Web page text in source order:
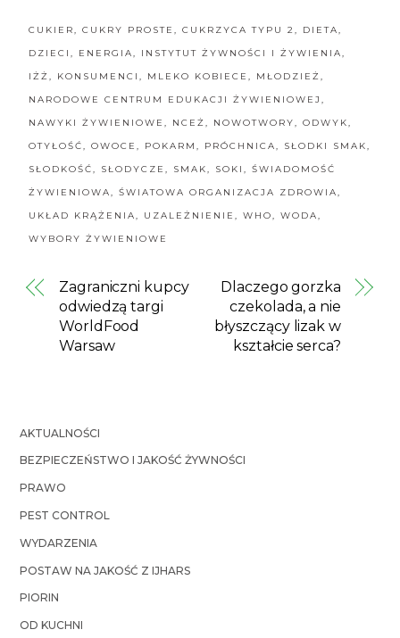
CUKIER,CUKRY PROSTE,CUKRZYCA TYPU 2, DIETA,
DZIECI, ENERGIA, INSTYTUT ŻYWNOŚCI I ŻYWIENIA,
IŻŻ, KONSUMENCI, MLEKO KOBIECE, MŁODZIEŻ,
NARODOWE CENTRUM EDUKACJI ŻYWIENIOWEJ,
NAWYKI ŻYWIENIOWE, NCEŻ, NOWOTWORY,ODWYK,
OTYŁOŚĆ,OWOCE, POKARM, PRÓCHNICA, SŁODKI SMAK,
SŁODKOŚĆ, SŁODYCZE, SMAK, SOKI,ŚWIADOMOŚĆ
ŻYWIENIOWA,ŚWIATOWA ORGANIZACJA ZDROWIA,
UKŁAD KRĄŻENIA, UZALEŻNIENIE,WHO,WODA,
WYBORY ŻYWIENIOWE
Zagraniczni kupcy
odwiedzą targi
WorldFood
Warsaw
Dlaczego gorzka
czekolada, a nie
błyszczący lizak w
kształcie serca?
AKTUALNOŚCI
BEZPIECZEŃSTWO I JAKOŚĆ ŻYWNOŚCI
PRAWO
PEST CONTROL
WYDARZENIA
POSTAW NA JAKOŚĆ Z IJHARS
PIORIN
OD KUCHNI